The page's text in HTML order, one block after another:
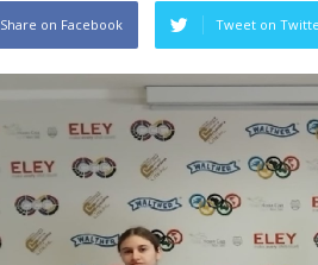
Share on Facebook Tweet on